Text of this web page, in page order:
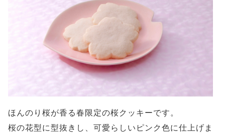
ほんのり桜が香る春限定の桜クッキーです。
桜の花型に型抜きし、可愛らしいピンク色に仕上げま